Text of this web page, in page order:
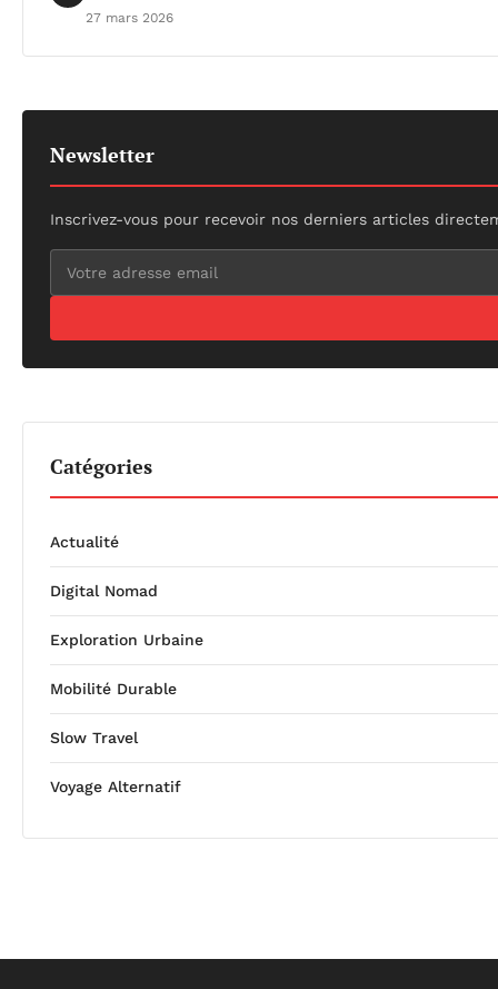
27 mars 2026
Newsletter
Inscrivez-vous pour recevoir nos derniers articles
Catégories
Actualité
Digital Nomad
Exploration Urbaine
Mobilité Durable
Slow Travel
Voyage Alternatif